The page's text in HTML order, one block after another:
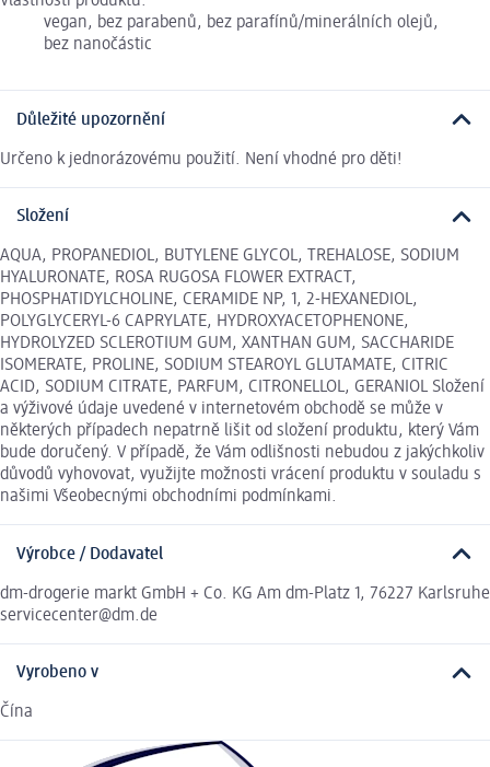
vegan, bez parabenů, bez parafínů/minerálních olejů,
bez nanočástic
Důležité upozornění
Určeno k jednorázovému použití. Není vhodné pro děti!
Složení
AQUA, PROPANEDIOL, BUTYLENE GLYCOL, TREHALOSE, SODIUM
HYALURONATE, ROSA RUGOSA FLOWER EXTRACT,
PHOSPHATIDYLCHOLINE, CERAMIDE NP, 1, 2-HEXANEDIOL,
POLYGLYCERYL-6 CAPRYLATE, HYDROXYACETOPHENONE,
HYDROLYZED SCLEROTIUM GUM, XANTHAN GUM, SACCHARIDE
ISOMERATE, PROLINE, SODIUM STEAROYL GLUTAMATE, CITRIC
ACID, SODIUM CITRATE, PARFUM, CITRONELLOL, GERANIOL Složení
a výživové údaje uvedené v internetovém obchodě se může v
některých případech nepatrně lišit od složení produktu, který Vám
bude doručený. V případě, že Vám odlišnosti nebudou z jakýchkoliv
důvodů vyhovovat, využijte možnosti vrácení produktu v souladu s
našimi Všeobecnými obchodními podmínkami.
Výrobce / Dodavatel
dm-drogerie markt GmbH + Co. KG Am dm-Platz 1, 76227 Karlsruhe
servicecenter@dm.de
Vyrobeno v
Čína